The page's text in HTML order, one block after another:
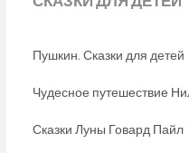
Пушкин. Сказки для детей
Чудесное путешествие
Сказки Луны Говард Пайл